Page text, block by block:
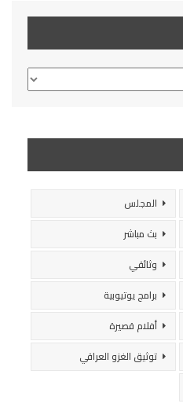
المجلس
بث مباشر
وثائقي
برامج يوتيوبية
أفلام قصيرة
توثيق الغزو العراقي